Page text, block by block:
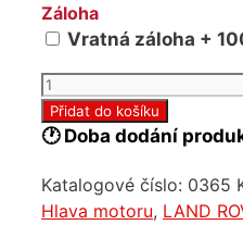
Záloha
Vratná záloha +
Repasovaná
hlava
motora
Land
Rover
Přidat do košíku
🕐 Doba dodání
Katalogové číslo: 0365
Hlava motoru, LAND